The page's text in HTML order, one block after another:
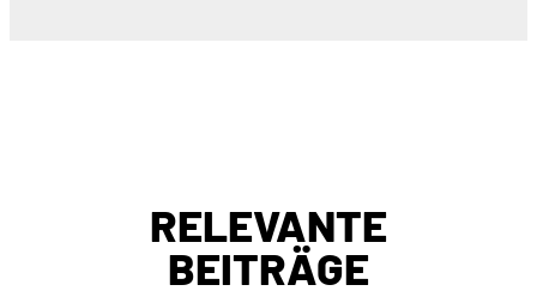
RELEVANTE
BEITRÄGE